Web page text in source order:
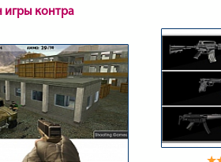
игры контра